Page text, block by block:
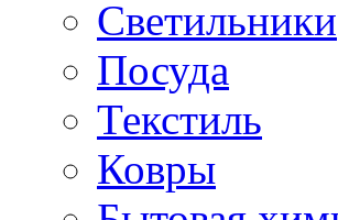
Светильники
Посуда
Текстиль
Ковры